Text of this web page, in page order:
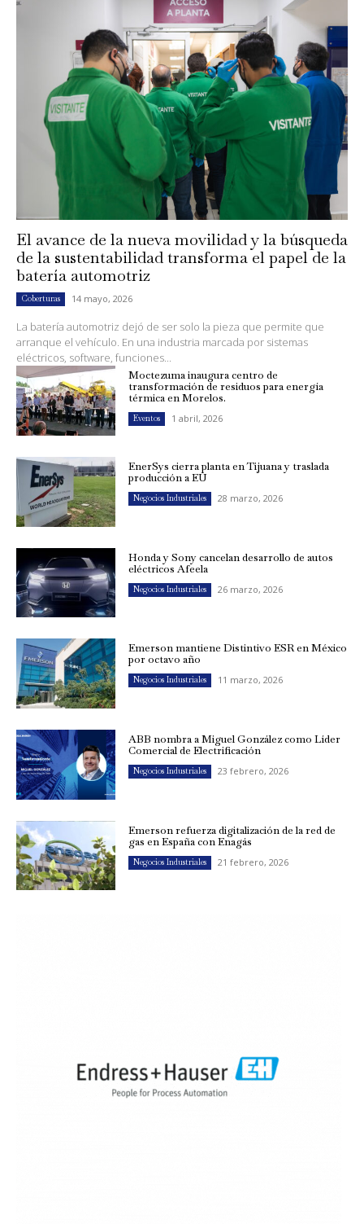
El avance de la nueva movilidad y la búsqueda
de la sustentabilidad transforma el papel de la
batería automotriz
Coberturas 14 mayo, 2026
La batería automotriz dejó de ser solo la pieza que permite que
arranque el vehículo. En una industria marcada por sistemas
eléctricos, software, funciones...
Moctezuma inaugura centro de
transformación de residuos para energía
térmica en Morelos.
Eventos 1 abril, 2026
EnerSys cierra planta en Tijuana y traslada
producción a EU
Negocios Industriales 28 marzo, 2026
Honda y Sony cancelan desarrollo de autos
eléctricos Afeela
Negocios Industriales 26 marzo, 2026
Emerson mantiene Distintivo ESR en México
por octavo año
Negocios Industriales 11 marzo, 2026
ABB nombra a Miguel González como Líder
Comercial de Electrificación
Negocios Industriales 23 febrero, 2026
Emerson refuerza digitalización de la red de
gas en España con Enagás
Negocios Industriales 21 febrero, 2026